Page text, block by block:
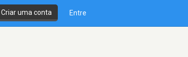
Criar uma conta Entre